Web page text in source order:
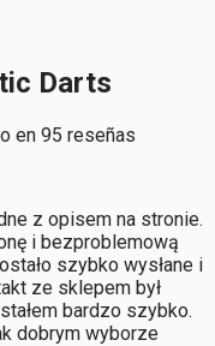
Darts
en 95 reseñas
z opisem na stronie.
i bezproblemową
szybko wysłane i
ze sklepem był
bardzo szybko.
dobrym wyborze